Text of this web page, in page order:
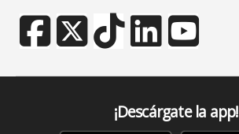
¡Descárgate la app!